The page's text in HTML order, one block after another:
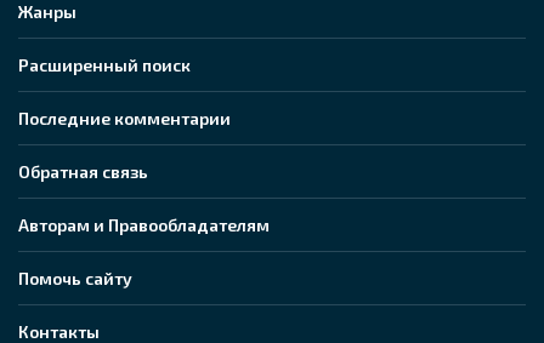
Жанры
Расширенный поиск
Последние комментарии
Обратная связь
Авторам и Правообладателям
Помочь сайту
Контакты